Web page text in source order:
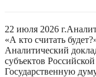
22 июля 2026 г.
«А кто считать
Аналитический
субъектов
Государственную